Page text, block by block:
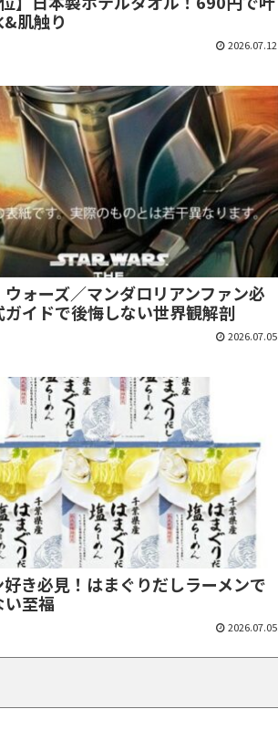
&肌触り
2026.07.12
ウォーズ／マンダロリアンファン必
ガイドで後悔しない世界観解剖
2026.07.05
好き必見！はまぐりだしラーメンで
至福
2026.07.05